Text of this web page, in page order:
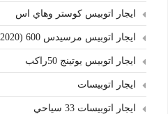
ايجار اتوبيس كوستر وهاي اس
ايجار اتوبيس مرسيدس 600 (2020) الي الأسكندرية
ايجار اتوبيس يوتينج 50راكب
ايجار اتوبيسات
ايجار اتوبيسات 33 سياحي